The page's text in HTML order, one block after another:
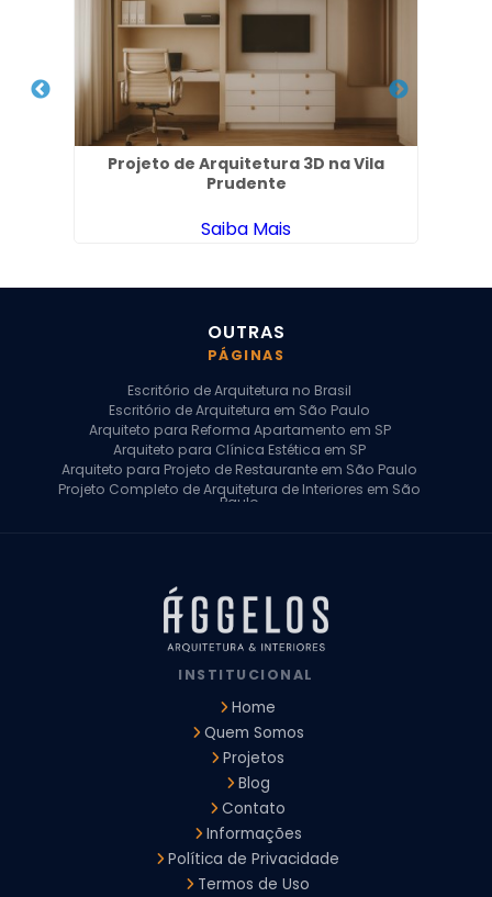
Projeto de Arquitetura 3D na Vila
Prudente
Saiba Mais
OUTRAS
PÁGINAS
Escritório de Arquitetura no Brasil
Escritório de Arquitetura em São Paulo
Arquiteto para Reforma Apartamento em SP
Arquiteto para Clínica Estética em SP
Arquiteto para Projeto de Restaurante em São Paulo
Projeto Completo de Arquitetura de Interiores em São
Paulo
Arquiteto para Projeto Comercial em São Paulo
Arquiteto Comercial
Arquiteto para Reforma de Apartamento
Arquiteto para Reforma Residencial
Arquitetura para Reforma de Casas
Design de Interiores Apartamentos
Design de Interiores Residencial
Empresa de Arquitetura e Design
Empresas de Arquitetura e Design de Interiores
Escritório de Design de Interiores
Projeto Executivo Arquitetura
Arquitetura Institucional
Arquitetura Residencial
Empresa de Arquitetura
Empresa de Arquitetura e Engenharia
Empresa Design de Interiores
Escritorio de Arquitetura
INSTITUCIONAL
Home
Quem Somos
Projetos
Blog
Contato
Informações
Política de Privacidade
Termos de Uso